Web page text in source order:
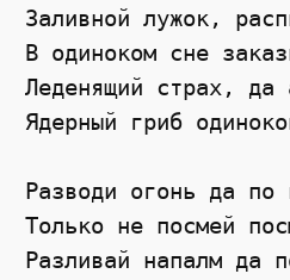
Заливной лужок,
В одиноком сне
Леденящий страх, да
Ядерный гриб
Разводи огонь да по
Только не посмей
Разливай напалм да